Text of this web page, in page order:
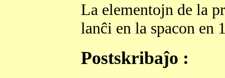
La elementojn de la
lanĉi en la spacon en
Postskribaĵo :